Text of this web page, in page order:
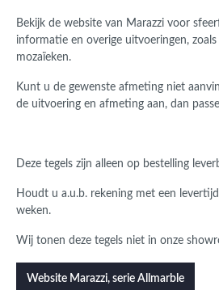
Bekijk de website van Marazzi voor
informatie en overige uitvoeringen,
mozaïeken.
Kunt u de gewenste afmeting niet
de uitvoering en afmeting aan, dan
Deze tegels zijn alleen op bestelling
Houdt u a.u.b. rekening met een
weken.
Wij tonen deze tegels niet in onze
Website Marazzi, serie Allmarble